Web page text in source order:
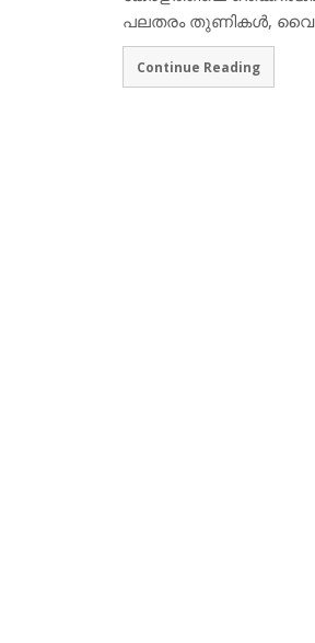
പലതരം തുണികള്‍,
Continue Reading